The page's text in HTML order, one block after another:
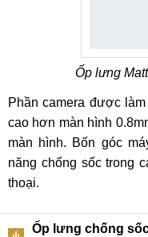
Ốp lưng
Phần camera được
cao hơn màn hình
màn hình. Bốn góc
năng chống sốc trong
thoại.
Ốp lưng chống